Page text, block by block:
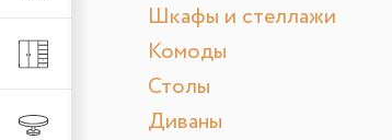
Шкафы и стеллажи
Столы и стулья
Шкафы и стеллажи
Комоды
Столы
Диваны